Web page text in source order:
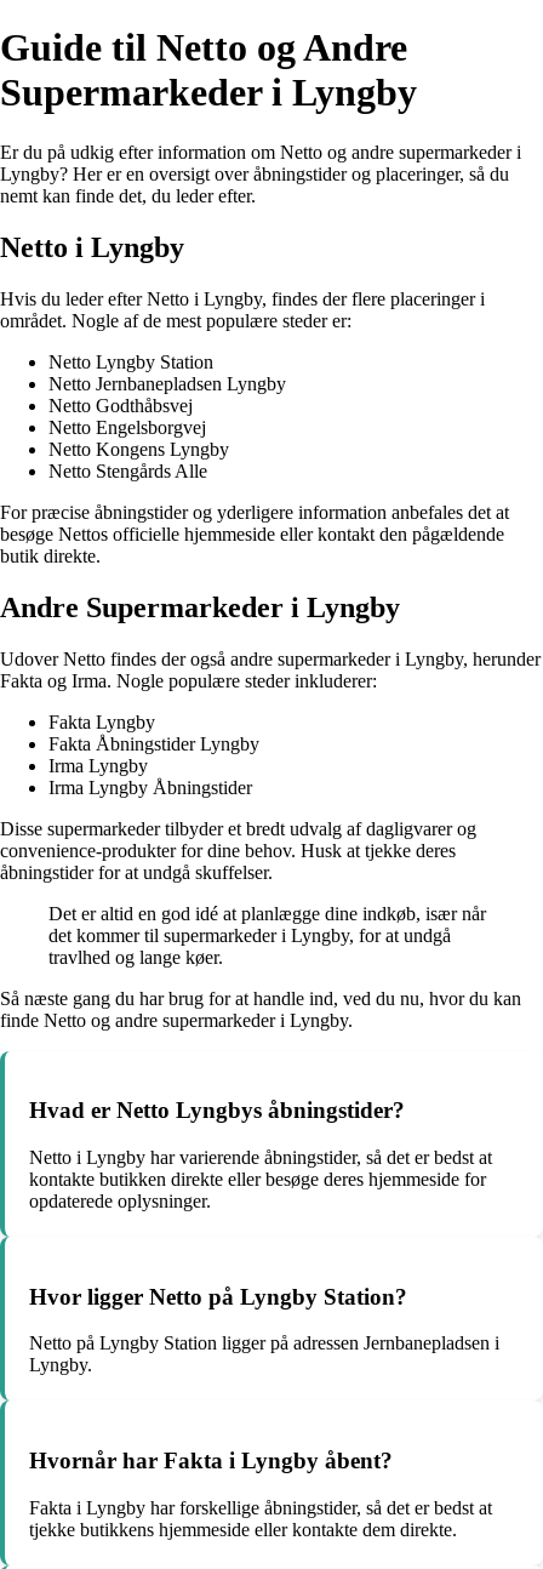
Guide til Netto og Andre
Supermarkeder i Lyngby
Er du på udkig efter information om Netto og andre supermarkeder i
Lyngby? Her er en oversigt over åbningstider og placeringer, så du
nemt kan finde det, du leder efter.
Netto i Lyngby
Hvis du leder efter Netto i Lyngby, findes der flere placeringer i
området. Nogle af de mest populære steder er:
Netto Lyngby Station
Netto Jernbanepladsen Lyngby
Netto Godthåbsvej
Netto Engelsborgvej
Netto Kongens Lyngby
Netto Stengårds Alle
For præcise åbningstider og yderligere information anbefales det at
besøge Nettos officielle hjemmeside eller kontakt den pågældende
butik direkte.
Andre Supermarkeder i Lyngby
Udover Netto findes der også andre supermarkeder i Lyngby, herunder
Fakta og Irma. Nogle populære steder inkluderer:
Fakta Lyngby
Fakta Åbningstider Lyngby
Irma Lyngby
Irma Lyngby Åbningstider
Disse supermarkeder tilbyder et bredt udvalg af dagligvarer og
convenience-produkter for dine behov. Husk at tjekke deres
åbningstider for at undgå skuffelser.
Det er altid en god idé at planlægge dine indkøb, især når
det kommer til supermarkeder i Lyngby, for at undgå
travlhed og lange køer.
Så næste gang du har brug for at handle ind, ved du nu, hvor du kan
finde Netto og andre supermarkeder i Lyngby.
Hvad er Netto Lyngbys åbningstider?
Netto i Lyngby har varierende åbningstider, så det er bedst at
kontakte butikken direkte eller besøge deres hjemmeside for
opdaterede oplysninger.
Hvor ligger Netto på Lyngby Station?
Netto på Lyngby Station ligger på adressen Jernbanepladsen i
Lyngby.
Hvornår har Fakta i Lyngby åbent?
Fakta i Lyngby har forskellige åbningstider, så det er bedst at
tjekke butikkens hjemmeside eller kontakte dem direkte.